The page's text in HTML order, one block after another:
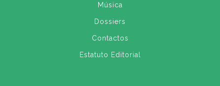
Música
Dossiers
Contactos
Estatuto Editorial